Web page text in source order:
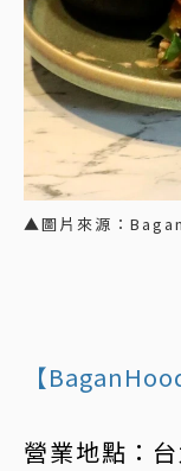
▲圖片來源：
【
營業地點：